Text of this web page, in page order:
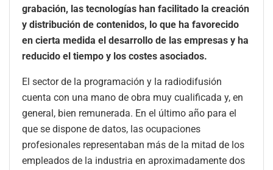
grabación, las tecnologías han facilitado la creación
y distribución de contenidos, lo que ha favorecido
en cierta medida el desarrollo de las empresas y ha
reducido el tiempo y los costes asociados.
El sector de la programación y la radiodifusión
cuenta con una mano de obra muy cualificada y, en
general, bien remunerada. En el último año para el
que se dispone de datos, las ocupaciones
profesionales representaban más de la mitad de los
empleados de la industria en aproximadamente dos